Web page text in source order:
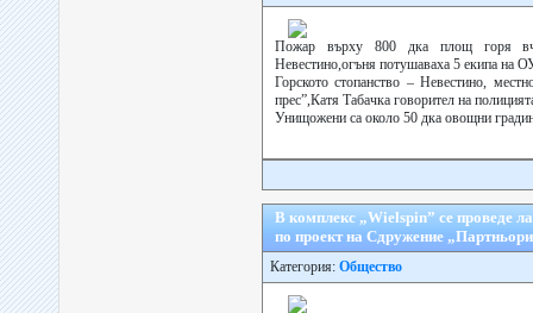
Пожар върху 800 дка площ горя
Невестино,огъня потушаваха 5 екипа на
Горското стопанство – Невестино,
прес”,Катя Табачка говорител на
Унищожени са около 50 дка овощни
В комплекс „Wielspin” се проведе
по проект на Сдружение
Категория: Общество